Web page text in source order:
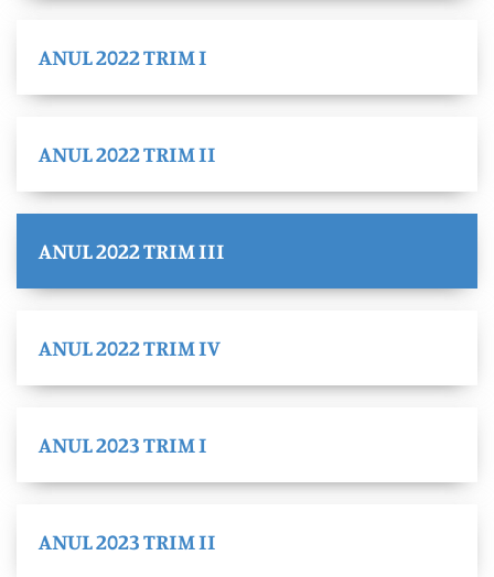
ANUL 2022 TRIM I
ANUL 2022 TRIM II
ANUL 2022 TRIM III
ANUL 2022 TRIM IV
ANUL 2023 TRIM I
ANUL 2023 TRIM II